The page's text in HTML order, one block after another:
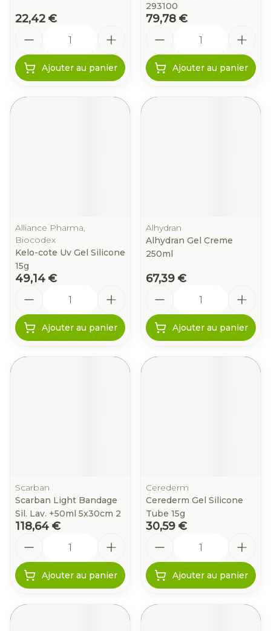
22,42 €
Ajouter au panier
293100
79,78 €
Ajouter au panier
Alliance Pharma,
Biocodex
Kelo-cote Uv Gel Silicone
15g
49,14 €
Ajouter au panier
Alhydran
Alhydran Gel Creme
250ml
67,39 €
Ajouter au panier
Scarban
Scarban Light Bandage
Sil. Lav. +50ml 5x30cm 2
118,64 €
Ajouter au panier
Cerederm
Cerederm Gel Silicone
Tube 15g
30,59 €
Ajouter au panier